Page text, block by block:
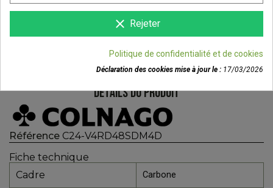
DÉTAILS DU PRODUIT
Référence C24-V4RD48SDM4D
Fiche technique
Cadre
Carbone
clear Rejeter
Politique de confidentialité et de cookies
Déclaration des cookies mise à jour le : 17/03/2026